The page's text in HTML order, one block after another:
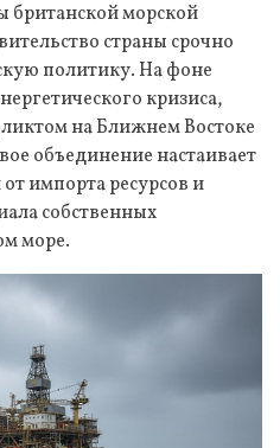
британской морской
страны срочно
политику. На фоне
кризиса,
на Ближнем Востоке
объединение настаивает
импорта ресурсов и
собственных
море.